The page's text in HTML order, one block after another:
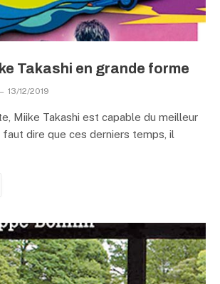
Takashi en grande forme
13/12/2019
Miike Takashi est capable du meilleur
dire que ces derniers temps, il